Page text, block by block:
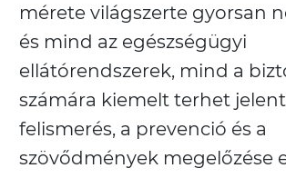
mérete világszerte gyorsan
és mind az egészségügyi
ellátórendszerek, mind a
számára kiemelt terhet
felismerés, a prevenció és a
szövődmények megelőzése